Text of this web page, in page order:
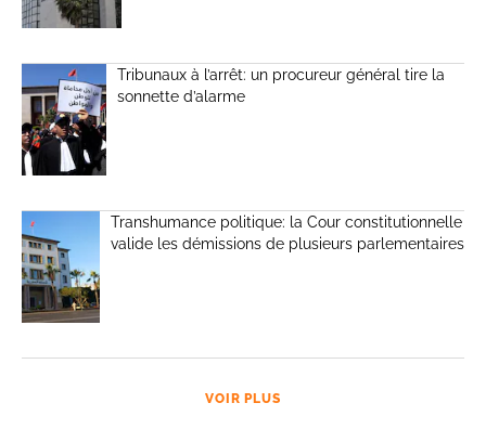
Tribunaux à l’arrêt: un procureur général tire la
sonnette d’alarme
Transhumance politique: la Cour constitutionnelle
valide les démissions de plusieurs parlementaires
VOIR PLUS